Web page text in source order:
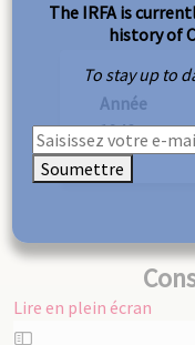
Année
1946
Lire en plein écran
Aller
The IRFA is
history of
To stay up to
Soumettre